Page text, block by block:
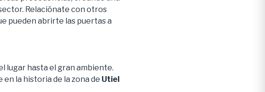
Relaciónate con otros
pueden abrirte las puertas a
lugar hasta el gran ambiente.
la historia de la zona de Utiel